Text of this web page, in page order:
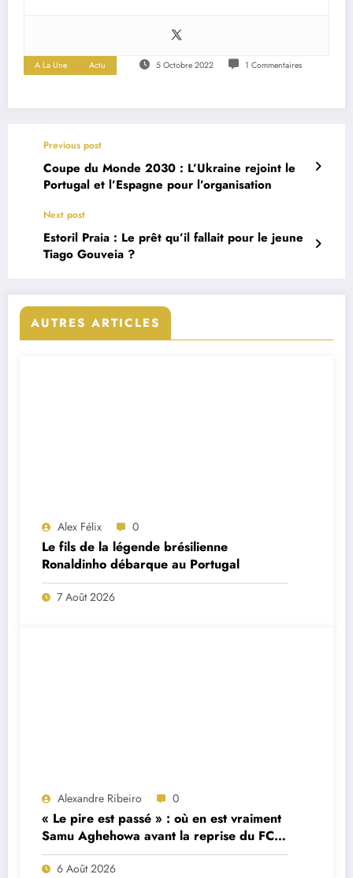
A La Une Actu 5 Octobre 2022 1 Commentaires
Previous post
Coupe du Monde 2030 : L’Ukraine rejoint le
Portugal et l’Espagne pour l’organisation
Next post
Estoril Praia : Le prêt qu’il fallait pour le jeune
Tiago Gouveia ?
AUTRES ARTICLES
Alex Félix 0
Le fils de la légende brésilienne
Ronaldinho débarque au Portugal
7 Août 2026
Alexandre Ribeiro 0
« Le pire est passé » : où en est vraiment
Samu Aghehowa avant la reprise du FC
Porto ?
6 Août 2026